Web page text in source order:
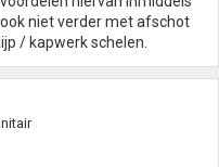
niet verder met afschot
/ kapwerk schelen.